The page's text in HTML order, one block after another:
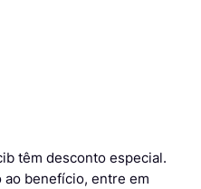
têm desconto especial.
ao benefício, entre em